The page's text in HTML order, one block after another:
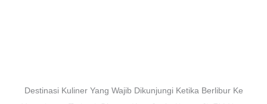
Destinasi Kuliner Yang Wajib Dikunjungi Ketika Berlibur Ke